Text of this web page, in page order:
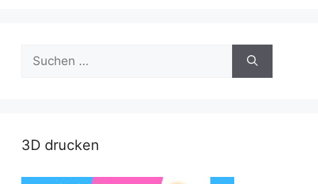
nach:
3D drucken